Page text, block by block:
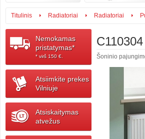
Titulinis Radiatoriai Radiatoriai
Nemokamas
pristatymas*
* virš 150 ‎€.
Atsiimkite prekes
Vilniuje
Atsiskaitymas
atvežus
C110304
Šoninio